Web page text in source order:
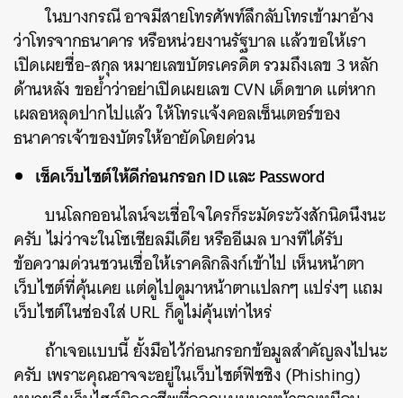
ในบางกรณี อาจมีสายโทรศัพท์ลึกลับโทรเข้ามาอ้าง
ว่าโทรจากธนาคาร หรือหน่วยงานรัฐบาล แล้วขอให้เรา
เปิดเผยชื่อ-สกุล หมายเลขบัตรเครดิต รวมถึงเลข 3 หลัก
ด้านหลัง ขอย้ำว่าอย่าเปิดเผยเลข CVN เด็ดขาด แต่หาก
เผลอหลุดปากไปแล้ว ให้โทรแจ้งคอลเซ็นเตอร์ของ
ธนาคารเจ้าของบัตรให้อายัดโดยด่วน
เช็คเว็บไซต์ให้ดีก่อนกรอก ID และ Password
บนโลกออนไลน์จะเชื่อใจใครก็ระมัดระวังสักนิดนึงนะ
ครับ ไม่ว่าจะในโซเชียลมีเดีย หรืออีเมล บางทีได้รับ
ข้อความด่วนชวนเชื่อให้เราคลิกลิงก์เข้าไป เห็นหน้าตา
เว็บไซต์ที่คุ้นเคย แต่ดูไปดูมาหน้าตาแปลกๆ แปร่งๆ แถม
เว็บไซต์ในช่องใส่ URL ก็ดูไม่คุ้นเท่าไหร่
ถ้าเจอแบบนี้ ยั้งมือไว้ก่อนกรอกข้อมูลสำคัญลงไปนะ
ครับ เพราะคุณอาจจะอยู่ในเว็บไซต์ฟิชชิง (Phishing)